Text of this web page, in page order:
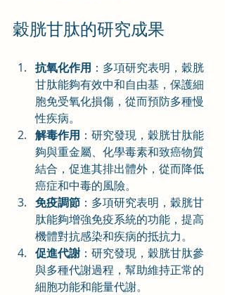
穀胱甘肽的研究成果
抗氧化作用 ：多項研究表明，穀胱
甘肽能夠有效中和自由基，保護細
胞免受氧化損傷，從而預防多種慢
性疾病。
解毒作用 ：研究發現，穀胱甘肽能
夠與重金屬、化學毒素和致癌物質
結合，促進其排出體外，從而降低
癌症和中毒的風險。
免疫調節 ：多項研究表明，穀胱甘
肽能夠增強免疫系統的功能，提高
機體對抗感染和疾病的抵抗力。
促進代謝：研究發現，穀胱甘肽參
與多種代謝過程，幫助維持正常的
細胞功能和能量代謝。